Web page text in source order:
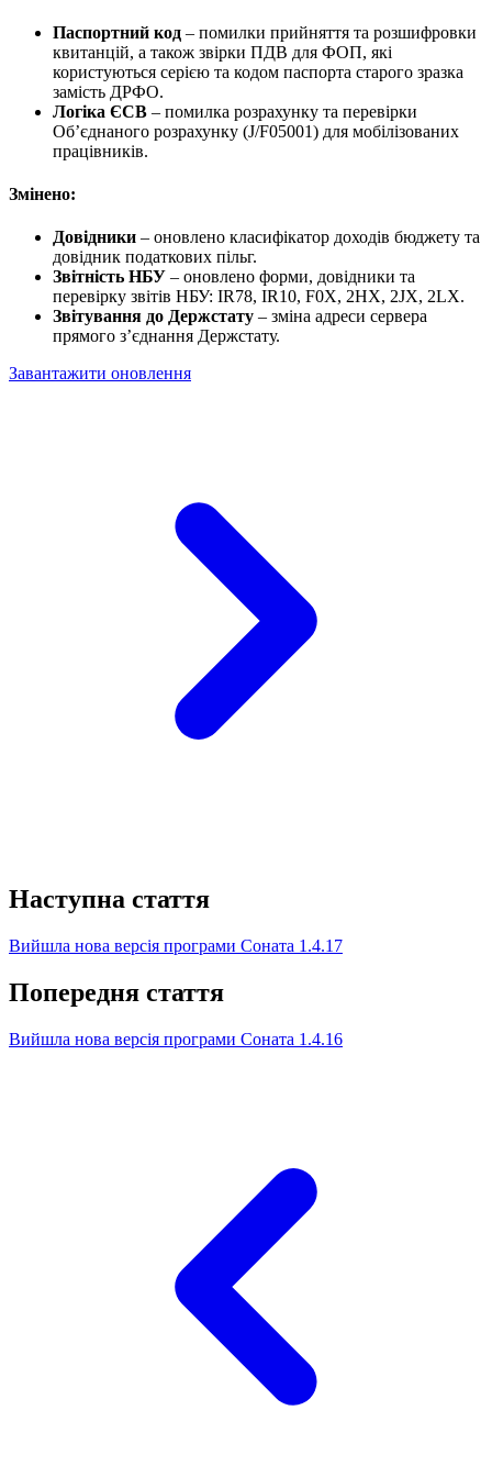
Паспортний код – помилки прийняття та розшифровки
квитанцій, а також звірки ПДВ для ФОП, які
користуються серією та кодом паспорта старого зразка
замість ДРФО.
Логіка ЄСВ – помилка розрахунку та перевірки
Об’єднаного розрахунку (J/F05001) для мобілізованих
працівників.
Змінено:
Довідники – оновлено класифікатор доходів бюджету та
довідник податкових пільг.
Звітність НБУ – оновлено форми, довідники та
перевірку звітів НБУ: IR78, IR10, F0X, 2HX, 2JX, 2LX.
Звітування до Держстату – зміна адреси сервера
прямого з’єднання Держстату.
Завантажити оновлення
Наступна стаття
Вийшла нова версія програми Соната 1.4.17
Попередня стаття
Вийшла нова версія програми Соната 1.4.16